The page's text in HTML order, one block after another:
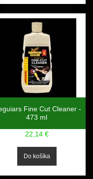
Fine Cut Cleaner -
473 ml
22,14 €